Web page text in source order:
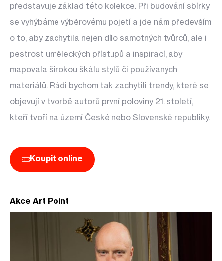
představuje základ této kolekce. Při budování sbírky
se vyhýbáme výběrovému pojetí a jde nám především
o to, aby zachytila nejen dílo samotných tvůrců, ale i
pestrost uměleckých přístupů a inspirací, aby
mapovala širokou škálu stylů či používaných
materiálů. Rádi bychom tak zachytili trendy, které se
objevují v tvorbě autorů první poloviny 21. století,
kteří tvoří na území České nebo Slovenské republiky.
Koupit online
Akce Art Point